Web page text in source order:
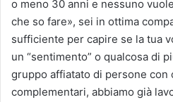
o meno 30 anni e nessuno
che so fare», sei in ottima
sufficiente per capire se la tua
un “sentimento” o qualcosa di
gruppo affiatato di persone con
complementari, abbiamo già